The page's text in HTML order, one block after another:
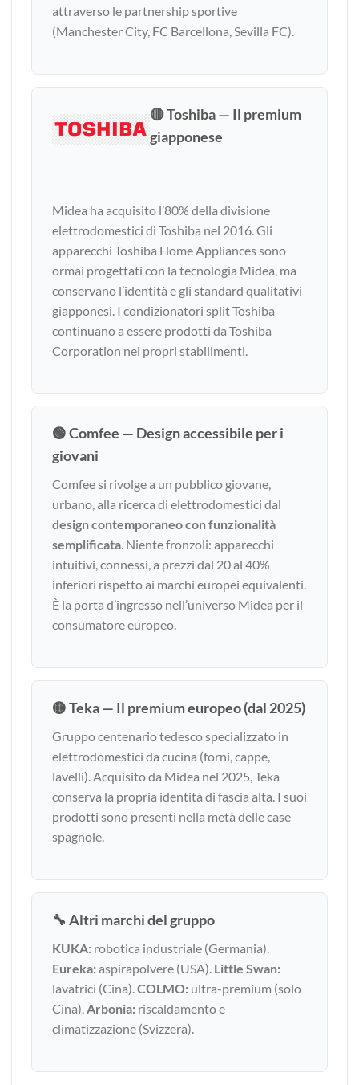
attraverso le partnership sportive
(Manchester City, FC Barcellona, Sevilla FC).
🔴 Toshiba — Il premium
giapponese
Midea ha acquisito l’80% della divisione
elettrodomestici di Toshiba nel 2016. Gli
apparecchi Toshiba Home Appliances sono
ormai progettati con la tecnologia Midea, ma
conservano l’identità e gli standard qualitativi
giapponesi. I condizionatori split Toshiba
continuano a essere prodotti da Toshiba
Corporation nei propri stabilimenti.
🟢 Comfee — Design accessibile per i
giovani
Comfee si rivolge a un pubblico giovane,
urbano, alla ricerca di elettrodomestici dal
design contemporaneo con funzionalità
semplificata. Niente fronzoli: apparecchi
intuitivi, connessi, a prezzi dal 20 al 40%
inferiori rispetto ai marchi europei equivalenti.
È la porta d’ingresso nell’universo Midea per il
consumatore europeo.
🟡 Teka — Il premium europeo (dal 2025)
Gruppo centenario tedesco specializzato in
elettrodomestici da cucina (forni, cappe,
lavelli). Acquisito da Midea nel 2025, Teka
conserva la propria identità di fascia alta. I suoi
prodotti sono presenti nella metà delle case
spagnole.
🔧 Altri marchi del gruppo
KUKA: robotica industriale (Germania).
Eureka:aspirapolvere (USA). Little Swan:
lavatrici (Cina).COLMO: ultra-premium (solo
Cina).Arbonia: riscaldamento e
climatizzazione (Svizzera).